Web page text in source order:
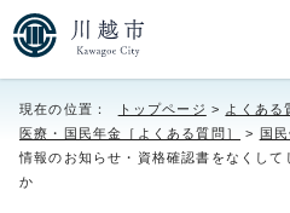
現在の位置： トップページ > よくある
医療・国民年金［よくある質問］
> 国
情報のお知らせ・資格確認書をなくし
か